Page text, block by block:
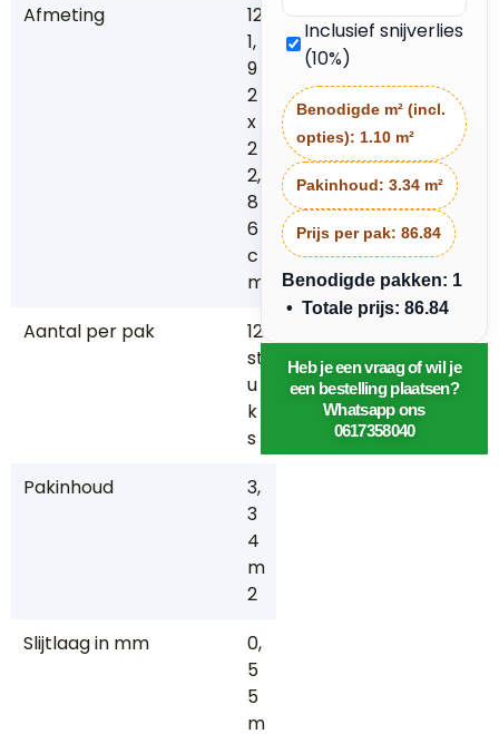
Afmeting
12
1,
9
2
x
2
2,
8
6
c
m
Aantal per pak
12
st
u
k
s
Pakinhoud
3,
3
4
m
2
Slijtlaag in mm
0,
5
5
m
Inclusief snijverlies
(10%)
Benodigde m² (incl.
opties): 1.10 m²
Pakinhoud: 3.34 m²
Prijs per pak: 86.84
Benodigde pakken: 1
• Totale prijs: 86.84
Heb je een vraag of wil je
een bestelling plaatsen?
Whatsapp ons
0617358040